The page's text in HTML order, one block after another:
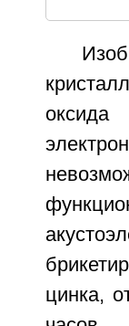
оксида
цинка,